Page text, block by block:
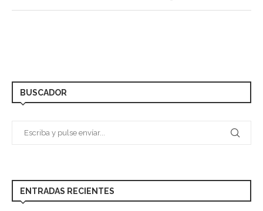
BUSCADOR
ENTRADAS RECIENTES